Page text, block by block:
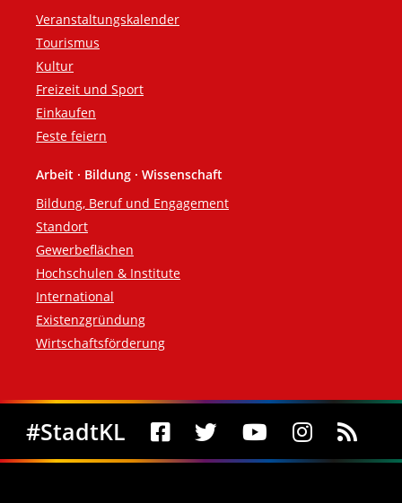
Veranstaltungskalender
Tourismus
Kultur
Freizeit und Sport
Einkaufen
Feste feiern
Arbeit · Bildung · Wissenschaft
Bildung, Beruf und Engagement
Standort
Gewerbeflächen
Hochschulen & Institute
International
Existenzgründung
Wirtschaftsförderung
Social Media
#StadtKL